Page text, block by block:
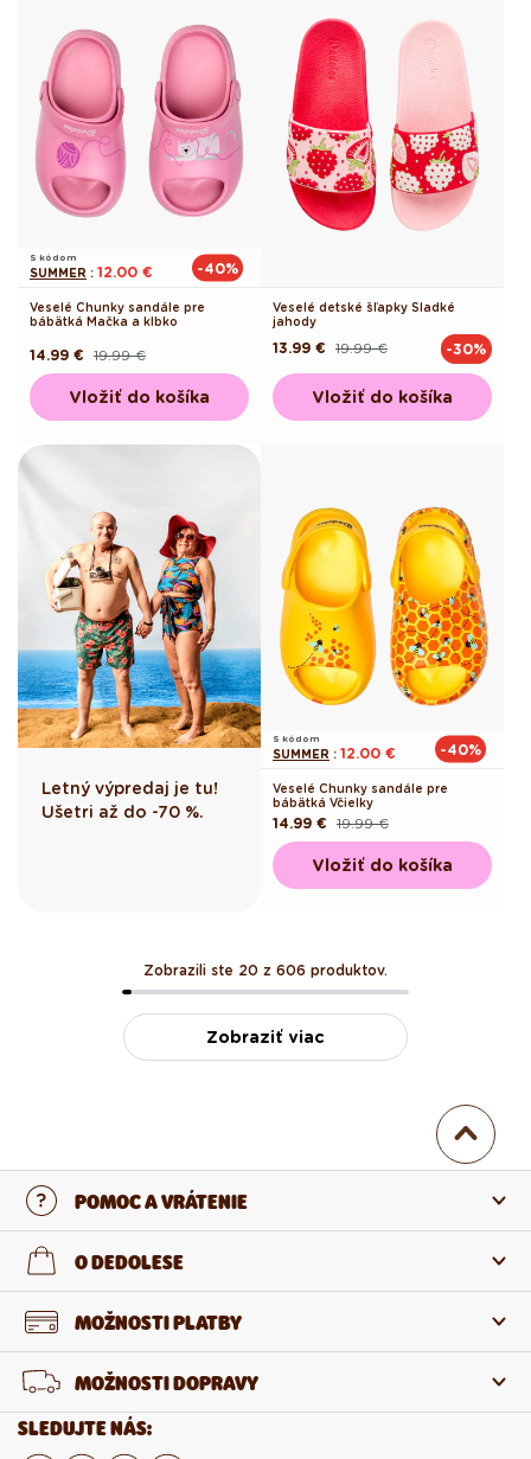
S kódom
SUMMER : 12.00 € -40%
Veselé Chunky sandále pre
bábätká Mačka a klbko
Pôvodná
cena
19.99 €
Akciová
cena
14.99 €
Vložiť do košíka
Veselé detské šľapky Sladké
jahody
Pôvodná19.99 €
Akciová
13.99 € -30%
Vložiť do košíka
Letný výpredaj je tu!
Ušetri až do -70 %.
S kódom
SUMMER : 12.00 € -40%
Veselé Chunky sandále pre
bábätká Včielky
Pôvodná
cena
19.99 €
Akciová
cena
14.99 €
Vložiť do košíka
Zobrazili ste 20 z 606 produktov.
Zobraziť viac
POMOC A VRÁTENIE
Kontaktujte nás
Vrátenie a reklamácia
Odstúpenie od zmluvy
O DEDOLESE
O nás
Veľkoobchod
MOŽNOSTI PLATBY
MOŽNOSTI DOPRAVY
SLEDUJTE NÁS: